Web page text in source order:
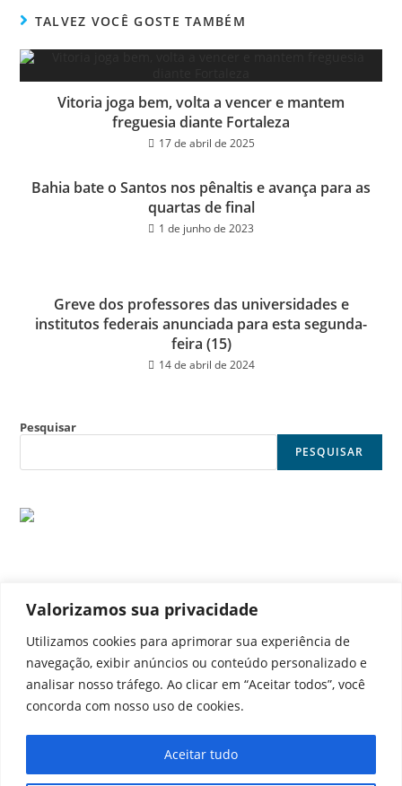
Valorizamos sua privacidade
Utilizamos cookies para aprimorar sua experiência de
navegação, exibir anúncios ou conteúdo personalizado e
analisar nosso tráfego. Ao clicar em “Aceitar todos”, você
concorda com nosso uso de cookies.
Aceitar tudo
ok er
TALVEZ VOCÊ GOSTE TAMBÉM
Vitoria joga bem, volta a vencer e mantem
freguesia diante Fortaleza
17 de abril de 2025
Bahia bate o Santos nos pênaltis e avança para as
quartas de final
1 de junho de 2023
Greve dos professores das universidades e
institutos federais anunciada para esta segunda-
feira (15)
14 de abril de 2024
Pesquisar
PESQUISAR
Política de cookies